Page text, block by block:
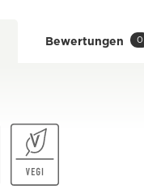
Bewertungen 0